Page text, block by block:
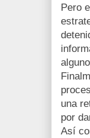
Pero
una
por
Así